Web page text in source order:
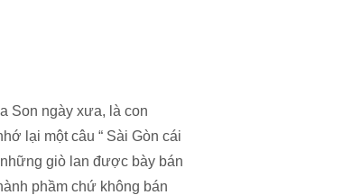
Son ngày xưa, là con
lại một câu “ Sài Gòn cái
giò lan được bày bán
phầm chứ không bán